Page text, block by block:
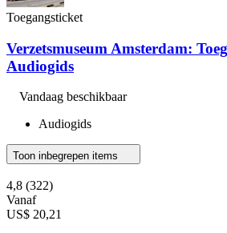
Toegangsticket
Verzetsmuseum Amsterdam:
Audiogids
Vandaag beschikbaar
Audiogids
Toon inbegrepen items
4,8 (322)
Vanaf
US$ 20,21